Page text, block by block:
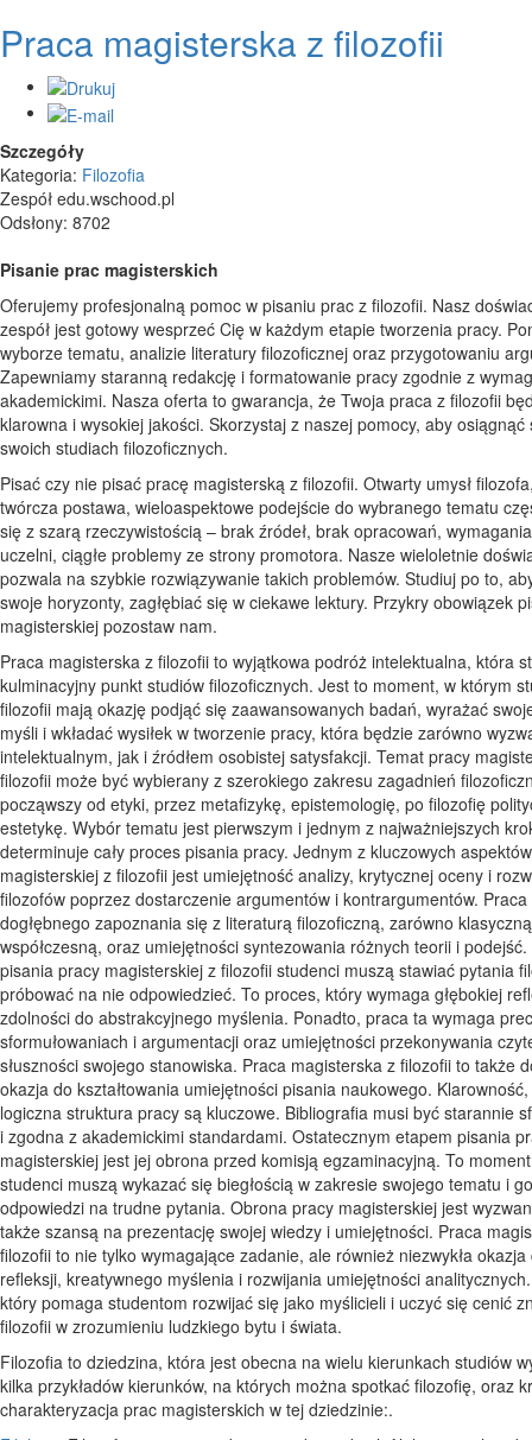
Praca magisterska z filozofii
Szczegóły
Kategoria: Filozofia
Zespół edu.wschood.pl
Odsłony: 8702
Pisanie prac magisterskich
Oferujemy profesjonalną pomoc w pisaniu prac z filozofii. Nasz
zespół jest gotowy wesprzeć Cię w każdym etapie tworzenia pracy.
wyborze tematu, analizie literatury filozoficznej oraz przygotowaniu
Zapewniamy staranną redakcję i formatowanie pracy zgodnie z
akademickimi. Nasza oferta to gwarancja, że Twoja praca z filozofii
klarowna i wysokiej jakości. Skorzystaj z naszej pomocy, aby osiągnąć
swoich studiach filozoficznych.
Pisać czy nie pisać pracę magisterską z filozofii. Otwarty umysł
twórcza postawa, wieloaspektowe podejście do wybranego tematu
się z szarą rzeczywistością – brak źródeł, brak opracowań,
uczelni, ciągłe problemy ze strony promotora. Nasze wieloletnie
pozwala na szybkie rozwiązywanie takich problemów. Studiuj po to,
swoje horyzonty, zagłębiać się w ciekawe lektury. Przykry obowiązek
magisterskiej pozostaw nam.
Praca magisterska z filozofii to wyjątkowa podróż intelektualna, która
kulminacyjny punkt studiów filozoficznych. Jest to moment, w którym
filozofii mają okazję podjąć się zaawansowanych badań, wyrażać
myśli i wkładać wysiłek w tworzenie pracy, która będzie zarówno
intelektualnym, jak i źródłem osobistej satysfakcji. Temat pracy
filozofii może być wybierany z szerokiego zakresu zagadnień
począwszy od etyki, przez metafizykę, epistemologię, po filozofię
estetykę. Wybór tematu jest pierwszym i jednym z najważniejszych
determinuje cały proces pisania pracy. Jednym z kluczowych
magisterskiej z filozofii jest umiejętność analizy, krytycznej oceny i
filozofów poprzez dostarczenie argumentów i kontrargumentów.
dogłębnego zapoznania się z literaturą filozoficzną, zarówno
współczesną, oraz umiejętności syntezowania różnych teorii i
pisania pracy magisterskiej z filozofii studenci muszą stawiać pytania
próbować na nie odpowiedzieć. To proces, który wymaga głębokiej
zdolności do abstrakcyjnego myślenia. Ponadto, praca ta wymaga
sformułowaniach i argumentacji oraz umiejętności przekonywania
słuszności swojego stanowiska. Praca magisterska z filozofii to także
okazja do kształtowania umiejętności pisania naukowego.
logiczna struktura pracy są kluczowe. Bibliografia musi być starannie
i zgodna z akademickimi standardami. Ostatecznym etapem pisania
magisterskiej jest jej obrona przed komisją egzaminacyjną. To
studenci muszą wykazać się biegłością w zakresie swojego tematu i
odpowiedzi na trudne pytania. Obrona pracy magisterskiej jest
także szansą na prezentację swojej wiedzy i umiejętności. Praca
filozofii to nie tylko wymagające zadanie, ale również niezwykła okazja
refleksji, kreatywnego myślenia i rozwijania umiejętności
który pomaga studentom rozwijać się jako myślicieli i uczyć się cenić
filozofii w zrozumieniu ludzkiego bytu i świata.
Filozofia to dziedzina, która jest obecna na wielu kierunkach studiów
kilka przykładów kierunków, na których można spotkać filozofię, oraz
charakteryzacja prac magisterskich w tej dziedzinie:.